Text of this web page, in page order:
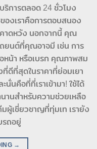
ริการตลอด 24 ชั่วโมง
องเราคือการตอบสนอง
คาดหวัง นอกจากนี้ คุณ
ถยนต์ที่คุณอาจมี เช่น การ
หน้า หรือเบรก คุณภาพสม
ที่ดีที่สุดในราคาที่ย่อมเยา
นั่นคือที่ที่เราเข้ามา! ใช้ได้
านสำหรับความช่วยเหลือ
ผู้เชี่ยวชาญที่ทุ่มเท เรายัง
รถอยู่
→